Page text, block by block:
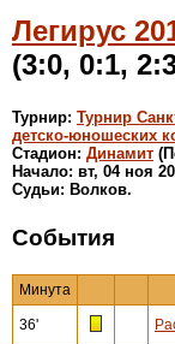
Легирус
(3:0, 0:1,
Турнир: Турнир
детско-юношеских
Стадион: Динамит
Начало: вт, 04 ноя
Судьи: Волков.
События
Минута
36'